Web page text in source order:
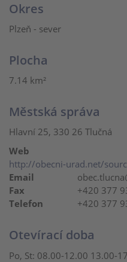
Okres
Plzeň - sever
Plocha
7.14 km²
Městská správa
Hlavní 25, 330 26 Tlučná
Web
http://obecni-urad.net/
Email
Fax
+420 377
Telefon
+420 377
Otevírací doba
Po, St: 08.00-12.00 13.00-